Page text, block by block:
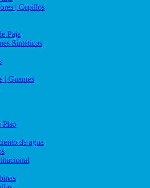
| Cepillos
Paja
Sintéticos
| Guantes
Piso
de agua